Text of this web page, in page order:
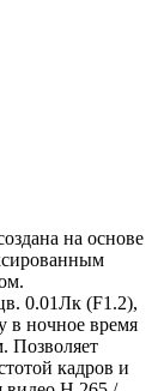
на основе
0.01Лк (F1.2),
в ночное время
Позволяет
кадров и